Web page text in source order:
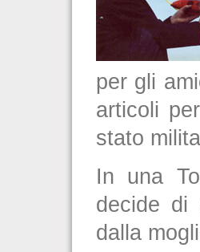
per gli
articoli
stato
In una
decide di
dalla